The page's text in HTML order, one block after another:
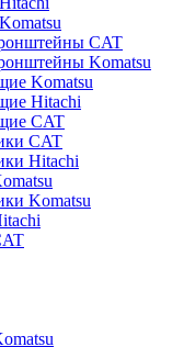
CAT
Komatsu
Komatsu
Hitachi
CAT
CAT
Hitachi
Komatsu